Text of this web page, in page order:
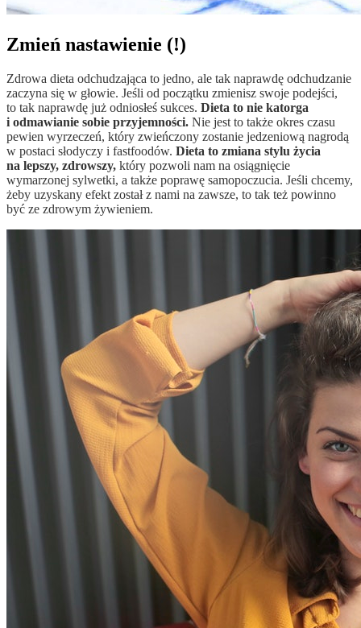
Zmień nastawienie (!)
Zdrowa dieta odchudzająca to jedno, ale tak naprawdę odchudzanie
zaczyna się w głowie. Jeśli od początku zmienisz swoje podejści,
to tak naprawdę już odniosłeś sukces. Dieta to nie katorga
i odmawianie sobie przyjemności. Nie jest to także okres czasu
pewien wyrzeczeń, który zwieńczony zostanie jedzeniową nagrodą
w postaci słodyczy i fastfoodów. Dieta to zmiana stylu życia
na lepszy, zdrowszy, który pozwoli nam na osiągnięcie
wymarzonej sylwetki, a także poprawę samopoczucia. Jeśli chcemy,
żeby uzyskany efekt został z nami na zawsze, to tak też powinno
być ze zdrowym żywieniem.